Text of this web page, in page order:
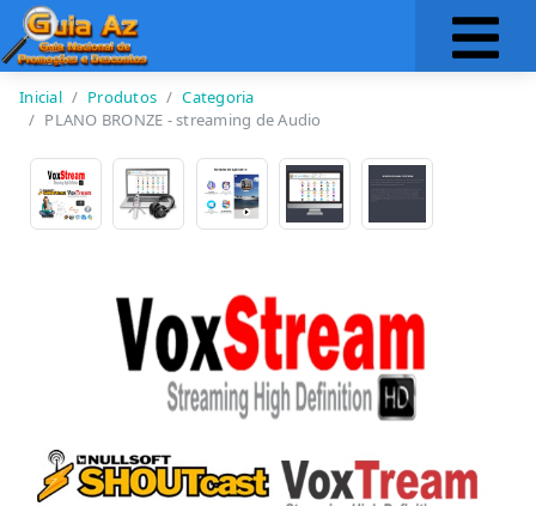
Inicial Produtos
Categoria
PLANO BRONZE - streaming de Audio